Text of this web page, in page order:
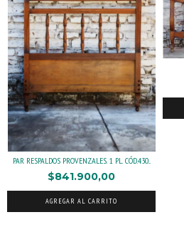
PAR RESPALDOS PROVENZALES. 1 PL. CÓD.430...
$841.900,00
AGREGAR AL CARRITO